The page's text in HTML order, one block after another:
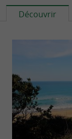
Découvrir